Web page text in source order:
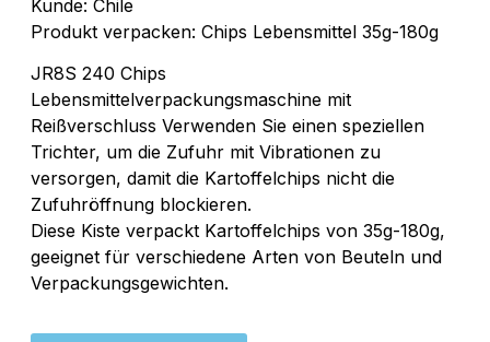
Kunde: Chile
Produkt verpacken: Chips Lebensmittel 35g-180g
JR8S 240 Chips
Lebensmittelverpackungsmaschine mit
Reißverschluss Verwenden Sie einen speziellen
Trichter, um die Zufuhr mit Vibrationen zu
versorgen, damit die Kartoffelchips nicht die
Zufuhröffnung blockieren.
Diese Kiste verpackt Kartoffelchips von 35g-180g,
geeignet für verschiedene Arten von Beuteln und
Verpackungsgewichten.